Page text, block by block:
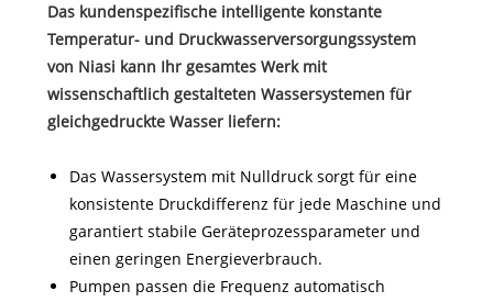
Das kundenspezifische intelligente konstante
Temperatur- und Druckwasserversorgungssystem
von Niasi kann Ihr gesamtes Werk mit
wissenschaftlich gestalteten Wassersystemen für
gleichgedruckte Wasser liefern:
Das Wassersystem mit Nulldruck sorgt für eine
konsistente Druckdifferenz für jede Maschine und
garantiert stabile Geräteprozessparameter und
einen geringen Energieverbrauch.
Pumpen passen die Frequenz automatisch